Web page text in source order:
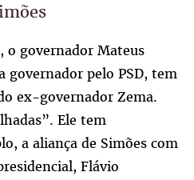
o governador Mateus
governador pelo PSD, tem
ex-governador Zema.
Ele tem
a aliança de Simões com
Flávio